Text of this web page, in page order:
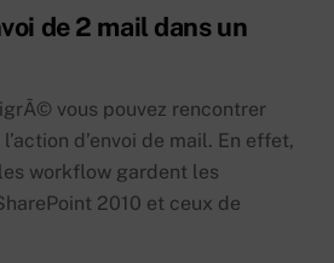
de 2 mail dans un
vous pouvez rencontrer
d’envoi de mail. En effet,
workflow gardent les
2010 et ceux de